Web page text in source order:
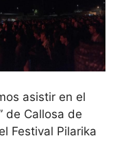
asistir en el
de Callosa de
Festival Pilarika